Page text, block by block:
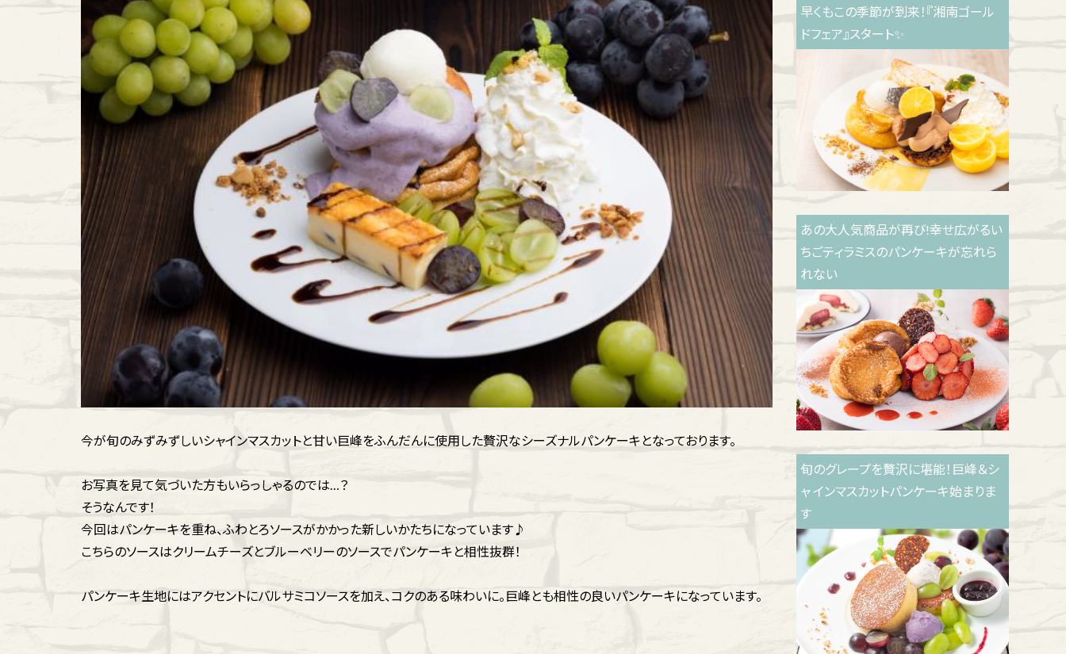
今が旬のみずみずしいシャインマスカットと甘い巨峰をふんだんに使用した贅沢なシーズナルパンケーキとなっております。
お写真を見て気づいた方もいらっしゃるのでは…？
そうなんです！
今回はパンケーキを重ね、ふわとろソースがかかった新しいかたちになっています♪
こちらのソースはクリームチーズとブルーベリーのソースでパンケーキと相性抜群！
パンケーキ生地にはアクセントにバルサミコソースを加え、コクのある味わいに。巨峰とも相性の良いパンケーキになっています。
早くもこの季節が到来！『湘南ゴール
ドフェア』スタート✨
あの大人気商品が再び!幸せ広がるい
ちごティラミスのパンケーキが忘れら
れない
旬のグレープを贅沢に堪能！巨峰＆シ
ャ インマスカットパンケーキ始まりま
す